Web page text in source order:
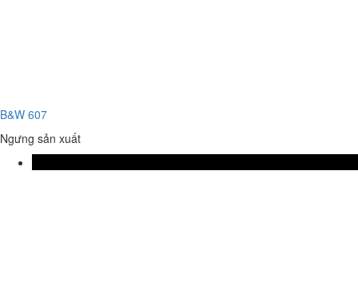
B&W 607
Ngưng sản xuất